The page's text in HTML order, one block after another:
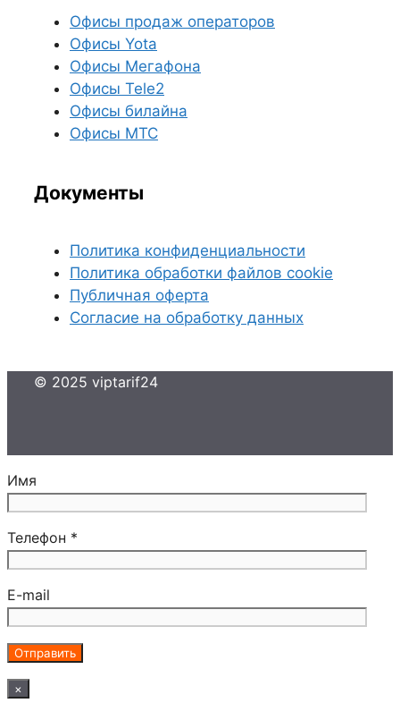
Офисы продаж операторов
Офисы Yota
Офисы Мегафона
Офисы Tele2
Офисы билайна
Офисы МТС
Документы
Политика конфиденциальности
Политика обработки файлов cookie
Публичная оферта
Согласие на обработку данных
© 2025 viptarif24
Имя
Телефон *
E-mail
×